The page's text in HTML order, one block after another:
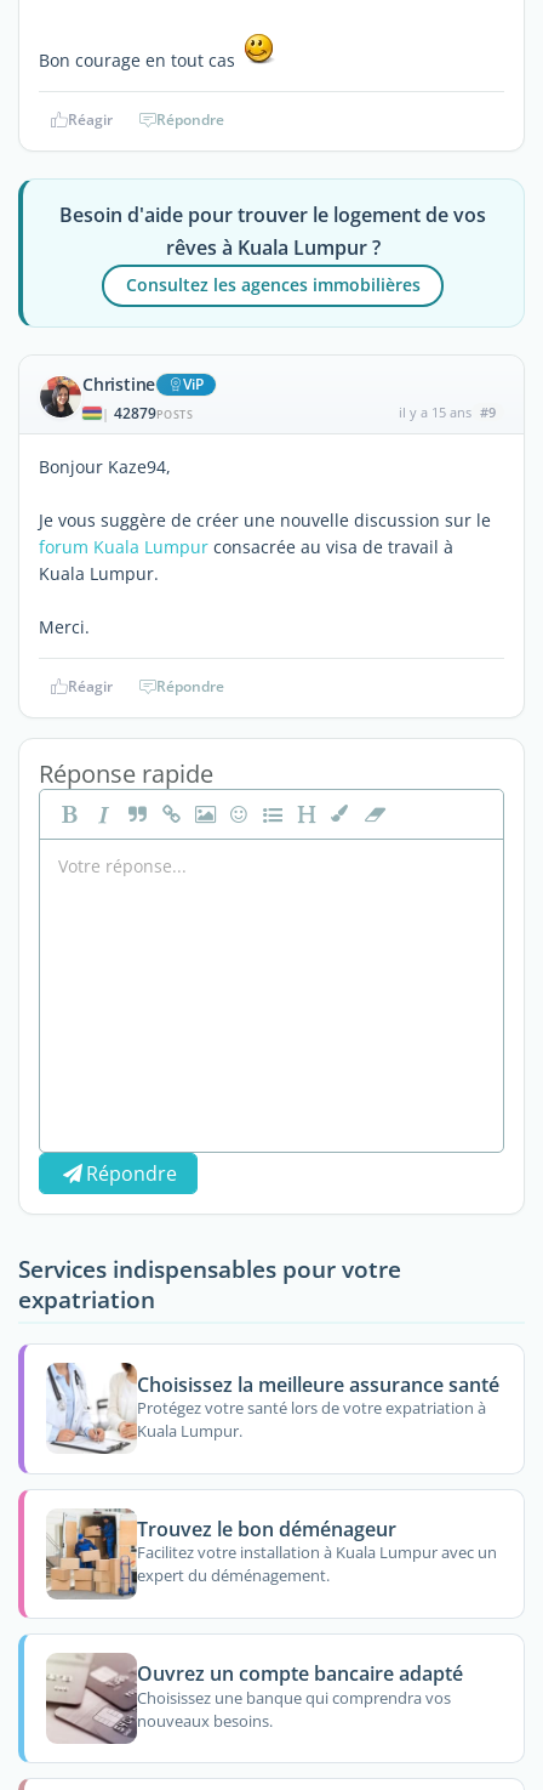
Bon courage en tout cas
Réagir Répondre
Besoin d'aide pour trouver le logement de vos
rêves à Kuala Lumpur ?
Consultez les agences immobilières
Christine ViP
| 42879POSTS il y a 15 ans #9
Bonjour Kaze94,
Je vous suggère de créer une nouvelle discussion sur le
forum Kuala Lumpur consacrée au visa de travail à
Kuala Lumpur.
Merci.
Réagir Répondre
Réponse rapide
Répondre
Services indispensables pour votre
expatriation
Choisissez la meilleure assurance santé
Protégez votre santé lors de votre expatriation à
Kuala Lumpur.
Trouvez le bon déménageur
Facilitez votre installation à Kuala Lumpur avec un
expert du déménagement.
Ouvrez un compte bancaire adapté
Choisissez une banque qui comprendra vos
nouveaux besoins.